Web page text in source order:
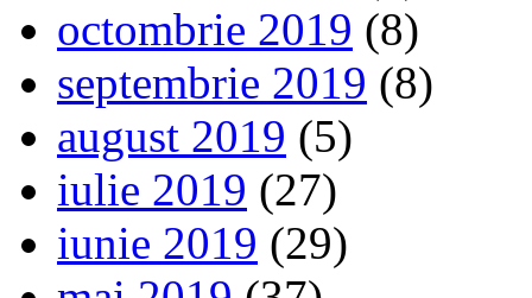
octombrie 2019 (8)
septembrie 2019 (8)
august 2019 (5)
iulie 2019 (27)
iunie 2019 (29)